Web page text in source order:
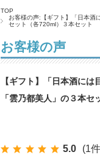
TOP
お客様の声:【ギフト】「日本酒
セット（各720ml）３本セット
お客様の声
【ギフト】「日本酒に
「雲乃都美人」の３本
5.0 (1